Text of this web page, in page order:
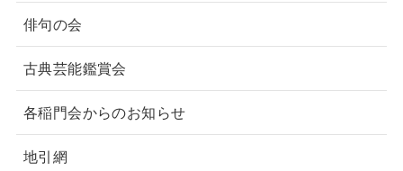
俳句の会
古典芸能鑑賞会
各稲門会からのお知らせ
地引網